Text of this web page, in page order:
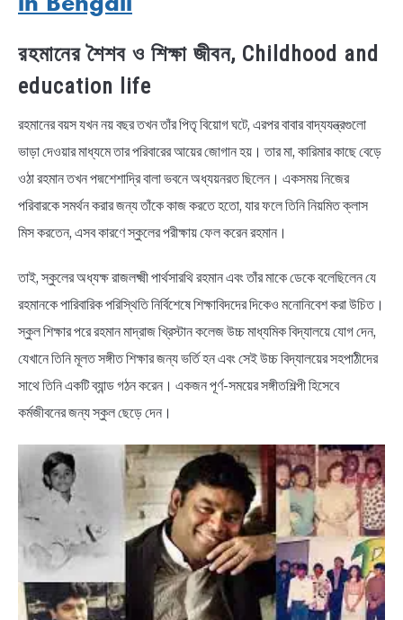
রহমানের শৈশব ও শিক্ষা জীবন, Childhood and
education life
রহমানের বয়স যখন নয় বছর তখন তাঁর পিতৃ বিয়োগ ঘটে, এরপর বাবার বাদ্যযন্ত্রগুলো
ভাড়া দেওয়ার মাধ্যমে তার পরিবারের আয়ের জোগান হয়। তার মা, কারিমার কাছে বেড়ে
ওঠা রহমান তখন পদ্মশেশাদ্রি বালা ভবনে অধ্যয়নরত ছিলেন। একসময় নিজের
পরিবারকে সমর্থন করার জন্য তাঁকে কাজ করতে হতো, যার ফলে তিনি নিয়মিত ক্লাস
মিস করতেন, এসব কারণে স্কুলের পরীক্ষায় ফেল করেন রহমান।
তাই, স্কুলের অধ্যক্ষ রাজলক্ষ্মী পার্থসারথি রহমান এবং তাঁর মাকে ডেকে বলেছিলেন যে
রহমানকে পারিবারিক পরিস্থিতি নির্বিশেষে শিক্ষাবিদদের দিকেও মনোনিবেশ করা উচিত।
স্কুল শিক্ষার পরে রহমান মাদ্রাজ খ্রিস্টান কলেজ উচ্চ মাধ্যমিক বিদ্যালয়ে যোগ দেন,
যেখানে তিনি মূলত সঙ্গীত শিক্ষার জন্য ভর্তি হন এবং সেই উচ্চ বিদ্যালয়ের সহপাঠীদের
সাথে তিনি একটি ব্যান্ড গঠন করেন। একজন পূর্ণ-সময়ের সঙ্গীতশিল্পী হিসেবে
কর্মজীবনের জন্য স্কুল ছেড়ে দেন।